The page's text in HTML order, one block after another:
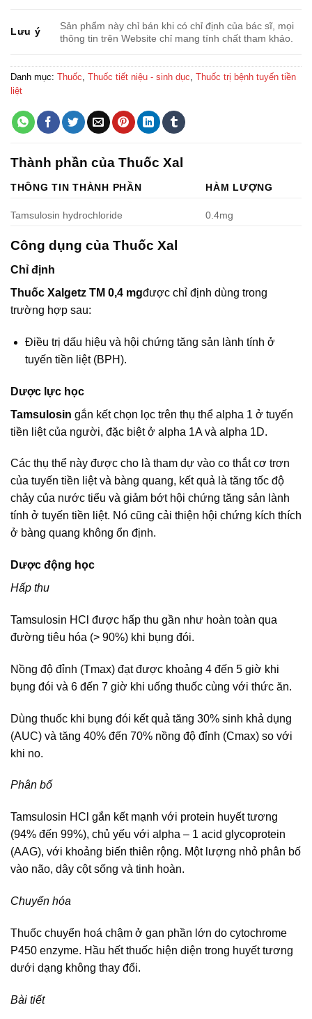
Lưu ý
Sản phẩm này chỉ bán khi có chỉ định của bác sĩ, mọi
thông tin trên Website chỉ mang tính chất tham khảo.
Danh mục: Thuốc Thuốc tiết niệu - sinh dục Thuốc trị bệnh tuyến tiền
liệt
Thành phần của Thuốc Xal
THÔNG TIN THÀNH PHẦN HÀM LƯỢNG
Tamsulosin hydrochloride 0.4mg
Công dụng của Thuốc Xal
Chỉ định
Thuốc Xalgetz TM 0,4 mgđược chỉ định dùng trong
trường hợp sau:
Điều trị dấu hiệu và hội chứng tăng sản lành tính ở
tuyến tiền liệt (BPH).
Dược lực học
Tamsulosin gắn kết chọn lọc trên thụ thể alpha 1 ở tuyến
tiền liệt của người, đặc biệt ở alpha 1A và alpha 1D.
Các thụ thể này được cho là tham dự vào co thắt cơ trơn
của tuyến tiền liệt và bàng quang, kết quả là tăng tốc độ
chảy của nước tiểu và giảm bớt hội chứng tăng sản lành
tính ở tuyến tiền liệt. Nó cũng cải thiện hội chứng kích thích
ở bàng quang không ổn định.
Dược động học
Hấp thu
Tamsulosin HCl được hấp thu gần như hoàn toàn qua
đường tiêu hóa (> 90%) khi bụng đói.
Nồng độ đỉnh (Tmax) đạt được khoảng 4 đến 5 giờ khi
bụng đói và 6 đến 7 giờ khi uống thuốc cùng với thức ăn.
Dùng thuốc khi bụng đói kết quả tăng 30% sinh khả dụng
(AUC) và tăng 40% đến 70% nồng độ đỉnh (Cmax) so với
khi no.
Phân bố
Tamsulosin HCl gắn kết mạnh với protein huyết tương
(94% đến 99%), chủ yếu với alpha – 1 acid glycoprotein
(AAG), với khoảng biến thiên rộng. Một lượng nhỏ phân bố
vào não, dây cột sống và tinh hoàn.
Chuyển hóa
Thuốc chuyển hoá chậm ở gan phần lớn do cytochrome
P450 enzyme. Hầu hết thuốc hiện diện trong huyết tương
dưới dạng không thay đổi.
Bài tiết